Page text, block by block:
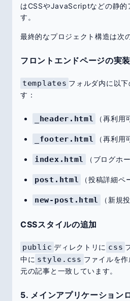
はCSSやJavaScriptなどの静的
す。
最終的なプロジェクト構造は次
フロントエンドページの実装
templates フォルダ内に以
す：
_header.html （再利用
_footer.html （再利用
index.html （ブログホ
post.html （投稿詳細ペ
new-post.html （新規
CSSスタイルの追加
public ディレクトリに css
中に style.css ファイルを
元の記事と一致しています。
5. メインアプリケーション